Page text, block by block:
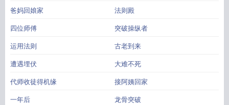
爸妈回娘家 法则殿
四位师傅 突破操纵者
运用法则 古老到来
遭遇埋伏 大难不死
代师收徒得机缘 接阿姨回家
一年后 龙骨突破